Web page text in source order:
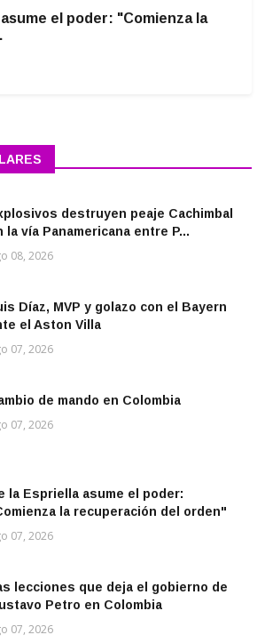
el poder: "Comienza la
destruyen peaje Cachimbal
la vía Panamericana entre P...
08, 2026
Díaz, MVP y golazo con el Bayern
el Aston Villa
07, 2026
de mando en Colombia
07, 2026
la Espriella asume el poder:
la recuperación del orden"
07, 2026
lecciones que deja el gobierno de
Petro en Colombia
07, 2026